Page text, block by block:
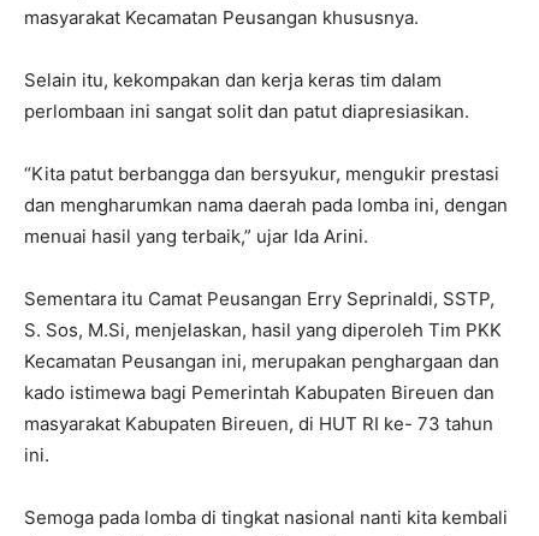
masyarakat Kecamatan Peusangan khususnya.
Selain itu, kekompakan dan kerja keras tim dalam
perlombaan ini sangat solit dan patut diapresiasikan.
“Kita patut berbangga dan bersyukur, mengukir prestasi
dan mengharumkan nama daerah pada lomba ini, dengan
menuai hasil yang terbaik,” ujar Ida Arini.
Sementara itu Camat Peusangan Erry Seprinaldi, SSTP,
S. Sos, M.Si, menjelaskan, hasil yang diperoleh Tim PKK
Kecamatan Peusangan ini, merupakan penghargaan dan
kado istimewa bagi Pemerintah Kabupaten Bireuen dan
masyarakat Kabupaten Bireuen, di HUT RI ke- 73 tahun
ini.
Semoga pada lomba di tingkat nasional nanti kita kembali